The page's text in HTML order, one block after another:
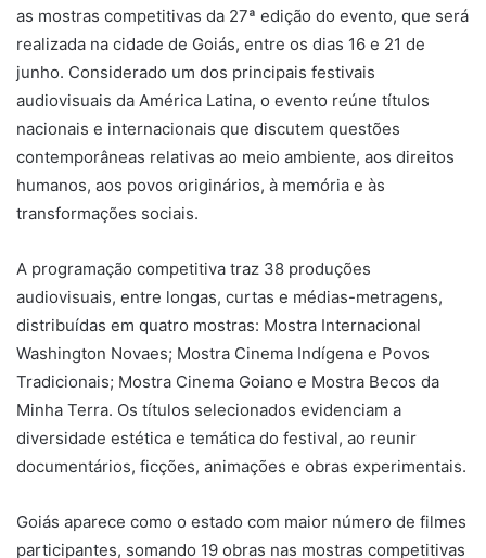
as mostras competitivas da 27ª edição do evento, que será
realizada na cidade de Goiás, entre os dias 16 e 21 de
junho. Considerado um dos principais festivais
audiovisuais da América Latina, o evento reúne títulos
nacionais e internacionais que discutem questões
contemporâneas relativas ao meio ambiente, aos direitos
humanos, aos povos originários, à memória e às
transformações sociais.
A programação competitiva traz 38 produções
audiovisuais, entre longas, curtas e médias-metragens,
distribuídas em quatro mostras: Mostra Internacional
Washington Novaes; Mostra Cinema Indígena e Povos
Tradicionais; Mostra Cinema Goiano e Mostra Becos da
Minha Terra. Os títulos selecionados evidenciam a
diversidade estética e temática do festival, ao reunir
documentários, ficções, animações e obras experimentais.
Goiás aparece como o estado com maior número de filmes
participantes, somando 19 obras nas mostras competitivas